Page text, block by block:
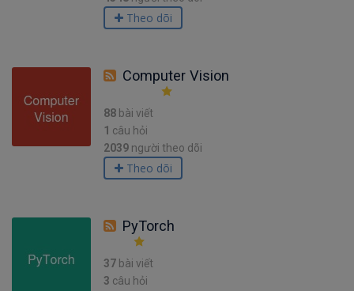
Theo dõi
Computer Vision
88 bài viết
1 câu hỏi
2039 người theo dõi
Theo dõi
PyTorch
37 bài viết
3 câu hỏi